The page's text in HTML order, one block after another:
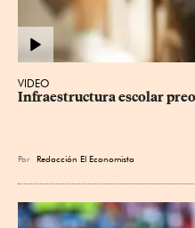
VIDEO
Infraestructura escolar
Por Redacción El Economista